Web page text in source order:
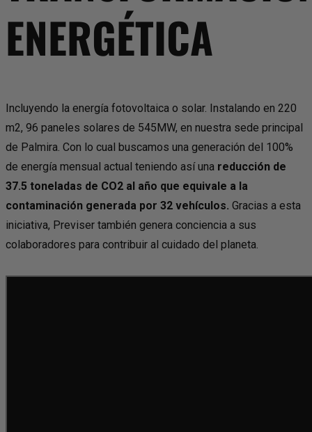
ENERGÉTICA
Incluyendo la energía fotovoltaica o solar. Instalando en 220
m2, 96 paneles solares de 545MW, en nuestra sede principal
de Palmira. Con lo cual buscamos una generación del 100%
de energía mensual actual teniendo así una reducción de
37.5 toneladas de CO2 al año que equivale a la
contaminación generada por 32 vehículos. Gracias a esta
iniciativa, Previser también genera conciencia a sus
colaboradores para contribuir al cuidado del planeta.